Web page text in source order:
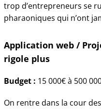
trop d’entrepreneurs se
pharaoniques qui n’ont
Application web /
rigole plus
Budget : 15 000€ à 500
On rentre dans la cour